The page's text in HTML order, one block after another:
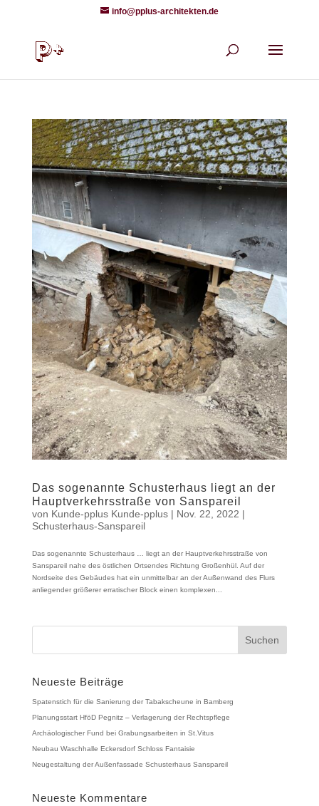
info@pplus-architekten.de
Das sogenannte Schusterhaus liegt an der
Hauptverkehrsstraße von Sanspareil
von Kunde-pplus Kunde-pplus| Nov. 22, 2022 |
Schusterhaus-Sanspareil
Das sogenannte Schusterhaus … liegt an der Hauptverkehrsstraße von
Sanspareil nahe des östlichen Ortsendes Richtung Großenhül. Auf der
Nordseite des Gebäudes hat ein unmittelbar an der Außenwand des Flurs
anliegender größerer erratischer Block einen komplexen...
Neueste Beiträge
Spatenstich für die Sanierung der Tabakscheune in Bamberg
Planungsstart HföD Pegnitz – Verlagerung der Rechtspflege
Archäologischer Fund bei Grabungsarbeiten in St.Vitus
Neubau Waschhalle Eckersdorf Schloss Fantaisie
Neugestaltung der Außenfassade Schusterhaus Sanspareil
Neueste Kommentare